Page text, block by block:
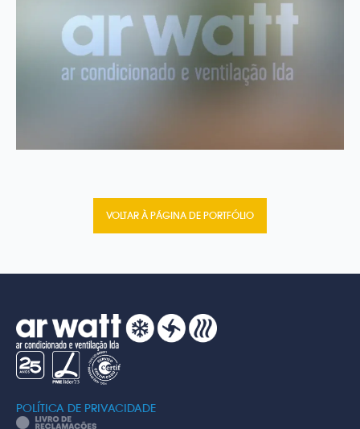
VOLTAR À PÁGINA DE PORTFÓLIO
POLÍTICA DE PRIVACIDADE